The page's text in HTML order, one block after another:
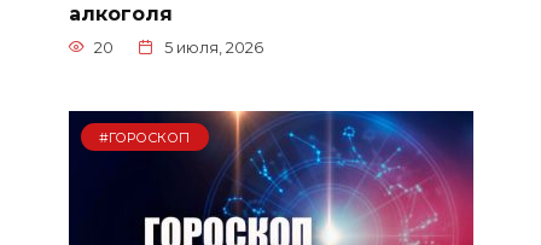
алкоголя
20 5 июля, 2026
#ГОРОСКОП